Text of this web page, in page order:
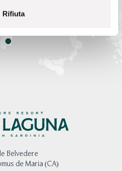
Rifiuta
Belvedere
de Maria (CA)